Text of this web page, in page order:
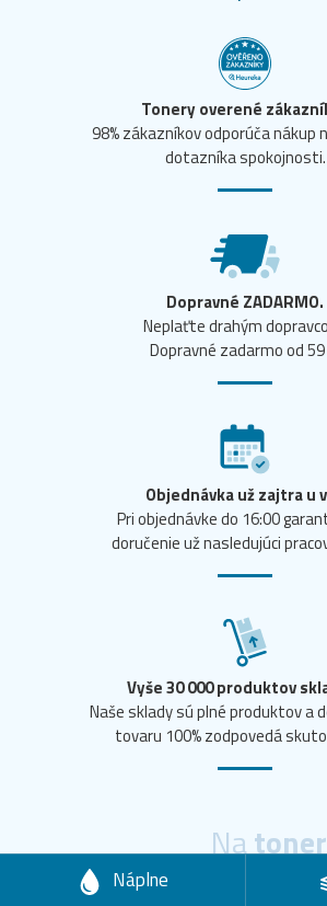
Tonery overené
98% zákazníkov odporúča nákup
dotazníka spokojnosti.
Dopravné ZADARMO.
Neplaťte drahým
Dopravné zadarmo od 59
Objednávka už zajtra u
Pri objednávke do 16:00
doručenie už nasledujúci
Vyše 30 000 produktov
Naše sklady sú plné produktov a
tovaru 100% zodpovedá
Na
Náplne